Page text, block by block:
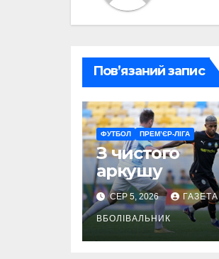
Пов’язаний запис
ФУТБОЛ ПРЕМ’ЄР-ЛІГА
З чистого
аркушу
СЕР 5, 2026 ГАЗЕТА
ВБОЛІВАЛЬНИК